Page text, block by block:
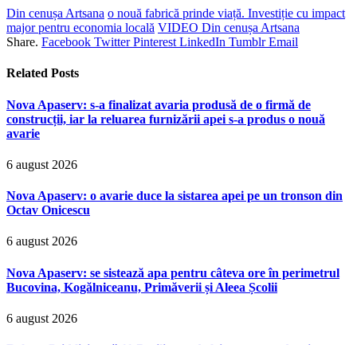
Din cenușa Artsana o nouă fabrică prinde viață. Investiție cu impact
major pentru economia locală VIDEO Din cenușa Artsana
Share. Facebook Twitter Pinterest LinkedIn Tumblr Email
Related Posts
Nova Apaserv: s-a finalizat avaria produsă de o firmă de
construcții, iar la reluarea furnizării apei s-a produs o nouă
avarie
6 august 2026
Nova Apaserv: o avarie duce la sistarea apei pe un tronson din
Octav Onicescu
6 august 2026
Nova Apaserv: se sistează apa pentru câteva ore în perimetrul
Bucovina, Kogălniceanu, Primăverii și Aleea Școlii
6 august 2026